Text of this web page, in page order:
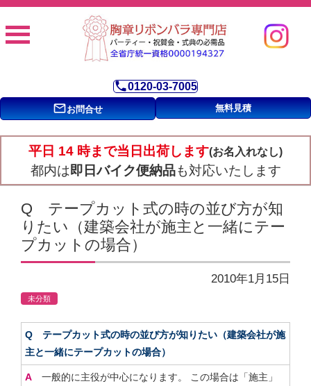
phone0120-03-7005
mail_outlineお問合せ 無料見積
平日 14 時まで当日出荷します(お名入れなし)
都内は即日バイク便納品も対応いたします
Q テープカット式の時の並び方が知
りたい（建築会社が施主と一緒にテー
プカットの場合）
2010年1月15日
未分類
Q テープカット式の時の並び方が知りたい（建築会社が施
主と一緒にテープカットの場合）
A 一般的に主役が中心になります。 この場合は「施主」